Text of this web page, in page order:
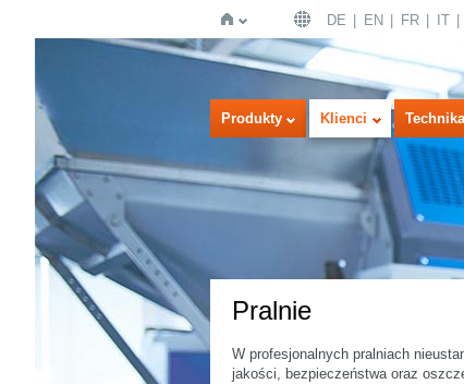
Strona
DE EN FR IT
Produkty Klienci Technika
Pralnie
W profesjonalnych pralniach
jakości, bezpieczeństwa oraz